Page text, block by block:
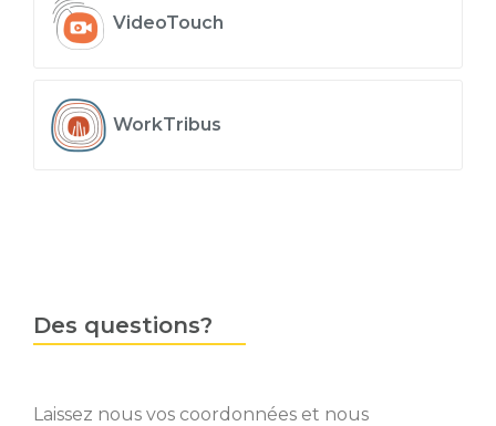
VideoTouch
WorkTribus
Des questions?
Laissez nous vos coordonnées et nous